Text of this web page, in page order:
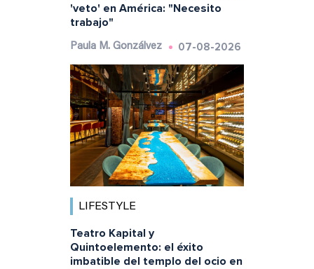
'veto' en América: "Necesito
trabajo"
Paula M. Gonzálvez 07-08-2026
LIFESTYLE
Teatro Kapital y
Quintoelemento: el éxito
imbatible del templo del ocio en